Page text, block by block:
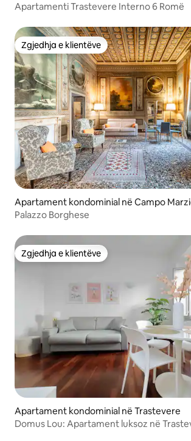
Apartamenti Trastevere Interno 6 Romë
Zgjedhja e klientëve
Zgjedhja e klientëve
Apartament kondominial në Campo
Palazzo Borghese
Zgjedhja e klientëve
Zgjedhja e klientëve
Apartament kondominial në Trastevere
Domus Lou: Apartament luksoz në